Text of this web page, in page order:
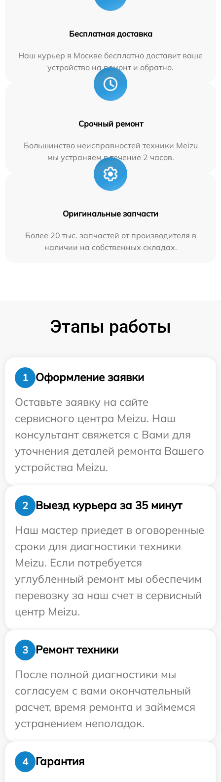
Бесплатная доставка
Наш курьер в Москве бесплатно доставит ваше
устройство на ремонт и обратно.
Срочный ремонт
Большинство неисправностей техники Meizu
мы устраняем в течение 2 часов.
Оригинальные запчасти
Более 20 тыс. запчастей от производителя в
наличии на собственных складах.
Этапы работы
1
Оформление заявки
Оставьте заявку на сайте
сервисного центра Meizu. Наш
консультант свяжется с Вами для
уточнения деталей ремонта Вашего
устройства Meizu.
2
Выезд курьера за 35 минут
Наш мастер приедет в оговоренные
сроки для диагностики техники
Meizu. Если потребуется
углубленный ремонт мы обеспечим
перевозку за наш счет в сервисный
центр Meizu.
3
Ремонт техники
После полной диагностики мы
согласуем с вами окончательный
расчет, время ремонта и займемся
устранением неполадок.
4
Гарантия